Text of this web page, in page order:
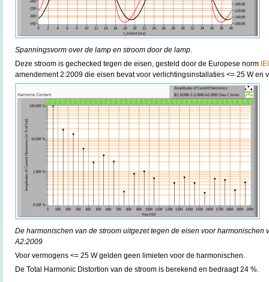
Spanningsvorm over de lamp en stroom door de lamp.
Deze stroom is gechecked tegen de eisen, gesteld door de Europese norm
amendement 2:2009 die eisen bevat voor verlichtingsinstallaties <= 25 W en
De harmonischen van de stroom uitgezet tegen de eisen voor harmonischen
A2:2009
Voor vermogens <= 25 W gelden geen limieten voor de harmonischen.
De Total Harmonic Distortion van de stroom is berekend en bedraagt 24 %.